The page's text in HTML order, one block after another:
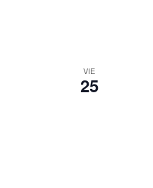
VIE
25